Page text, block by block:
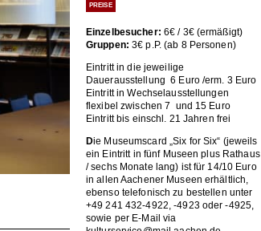
PREISE
Einzelbesucher: 6€ / 3€ (ermäßigt)
Gruppen: 3€ p.P. (ab 8 Personen)
Eintritt in die jeweilige
Dauerausstellung 6 Euro /erm. 3 Euro
Eintritt in Wechselausstellungen
flexibel zwischen 7 und 15 Euro
Eintritt bis einschl. 21 Jahren frei
Die Museumscard „Six for Six“ (jeweils
ein Eintritt in fünf Museen plus Rathaus
/ sechs Monate lang) ist für 14/10 Euro
in allen Aachener Museen erhältlich,
ebenso telefonisch zu bestellen unter
+49 241 432-4922, -4923 oder -4925,
sowie per E-Mail via